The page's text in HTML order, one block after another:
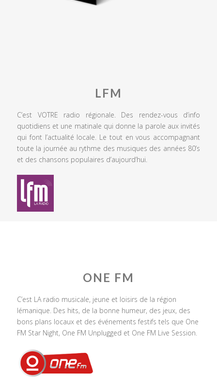
LFM
C’est VOTRE radio régionale. Des rendez-vous d’info
quotidiens et une matinale qui donne la parole aux invités
qui font l’actualité locale. Le tout en vous accompagnant
toute la journée au rythme des musiques des années 80’s
et des chansons populaires d’aujourd’hui.
ONE FM
C’est LA radio musicale, jeune et loisirs de la région
lémanique. Des hits, de la bonne humeur, des jeux, des
bons plans locaux et des événements festifs tels que One
FM Star Night, One FM Unplugged et One FM Live Session.